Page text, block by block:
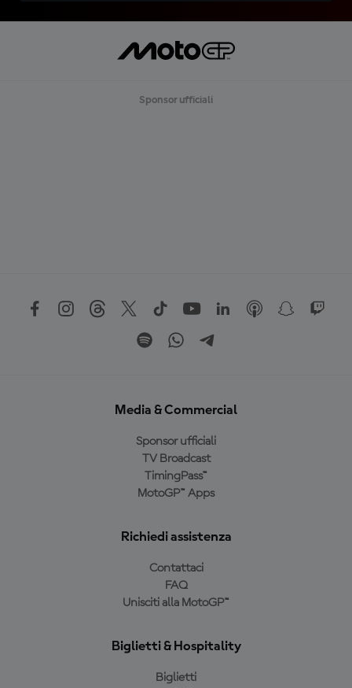
Sponsor ufficiali
Media & Commercial
Sponsor ufficiali
TV Broadcast
TimingPass™
MotoGP™ Apps
Richiedi assistenza
Contattaci
FAQ
Unisciti alla MotoGP™
Biglietti & Hospitality
Biglietti